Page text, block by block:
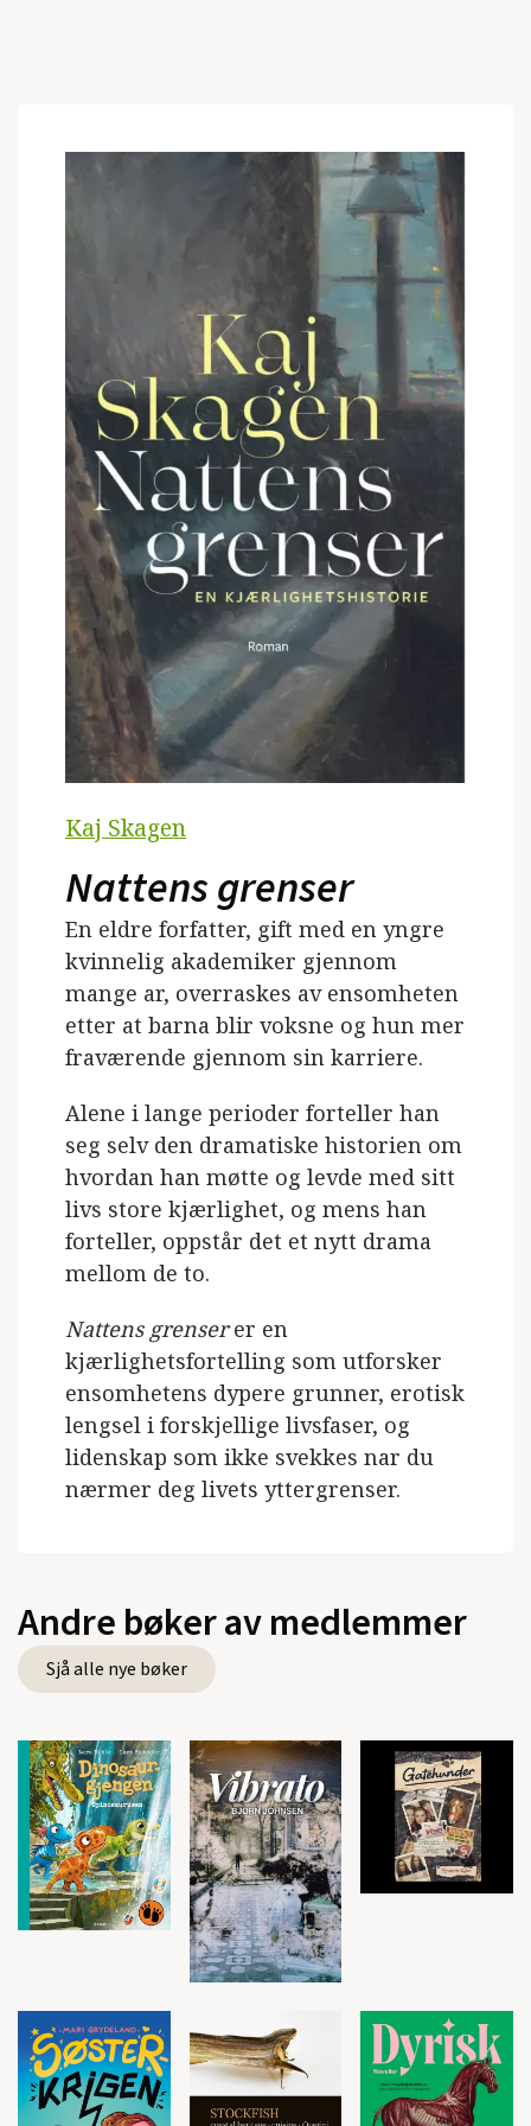
Kaj Skagen
Nattens grenser
En eldre forfatter, gift med en yngre
kvinnelig akademiker gjennom
mange ar, overraskes av ensomheten
etter at barna blir voksne og hun mer
fraværende gjennom sin karriere.
Alene i lange perioder forteller han
seg selv den dramatiske historien om
hvordan han møtte og levde med sitt
livs store kjærlighet, og mens han
forteller, oppstår det et nytt drama
mellom de to.
Nattens grenserer en
kjærlighetsfortelling som utforsker
ensomhetens dypere grunner, erotisk
lengsel i forskjellige livsfaser, og
lidenskap som ikke svekkes nar du
nærmer deg livets yttergrenser.
Andre bøker av medlemmer
Sjå alle nye bøker